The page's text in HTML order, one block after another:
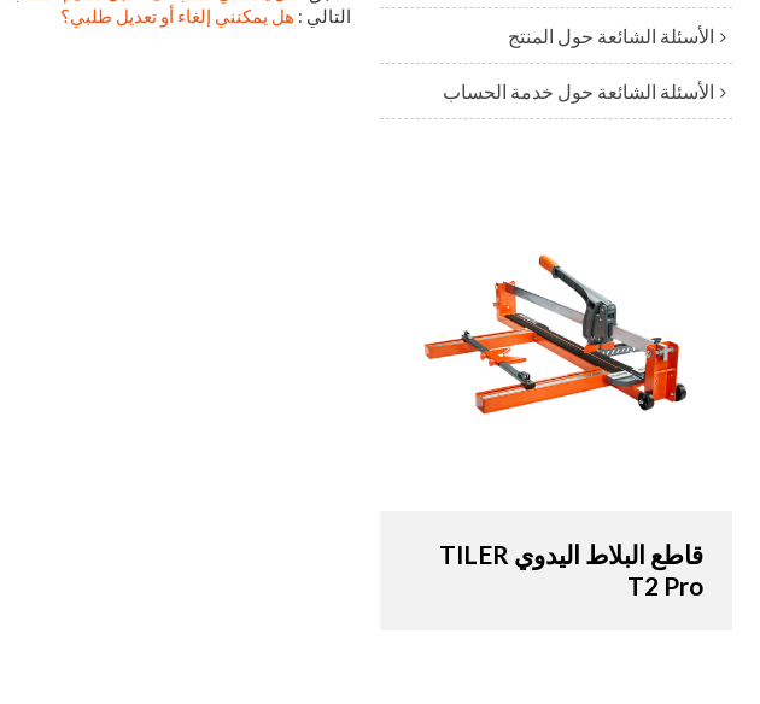
التالي
هل يمكنني إلغاء أو تعديل طلبي؟
الأسئلة الشائعة حول المنتج
الأسئلة الشائعة حول خدمة الحساب
قاطع البلاط اليدوي TILER
T2 Pro